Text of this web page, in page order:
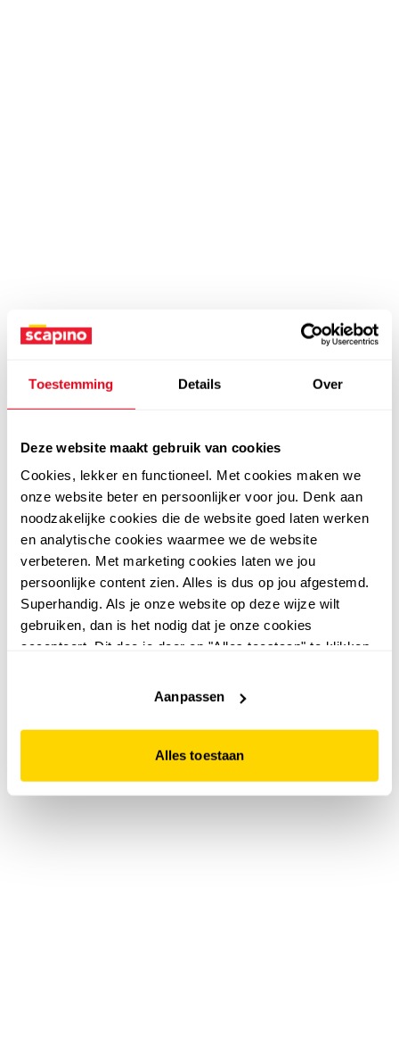
Toestemming Details Over
Deze website maakt gebruik van cookies
Cookies, lekker en functioneel. Met cookies maken we
onze website beter en persoonlijker voor jou. Denk aan
noodzakelijke cookies die de website goed laten werken
en analytische cookies waarmee we de website
verbeteren. Met marketing cookies laten we jou
persoonlijke content zien. Alles is dus op jou afgestemd.
Superhandig. Als je onze website op deze wijze wilt
gebruiken, dan is het nodig dat je onze cookies
accepteert. Dit doe je door op "Alles toestaan" te klikken.
website niet optimaal functioneert.
Aanpassen
Alles toestaan